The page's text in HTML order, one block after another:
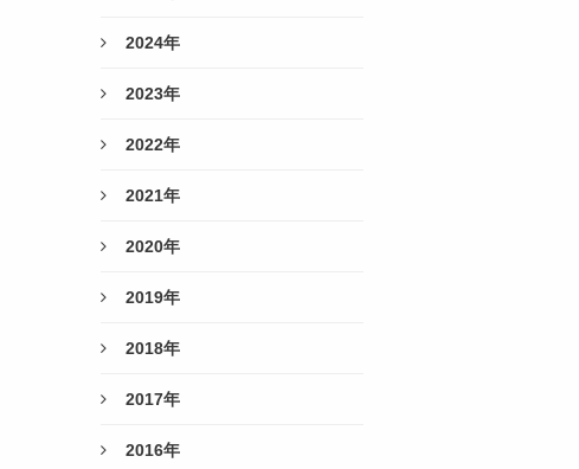
2024年
2023年
2022年
2021年
2020年
2019年
2018年
2017年
2016年